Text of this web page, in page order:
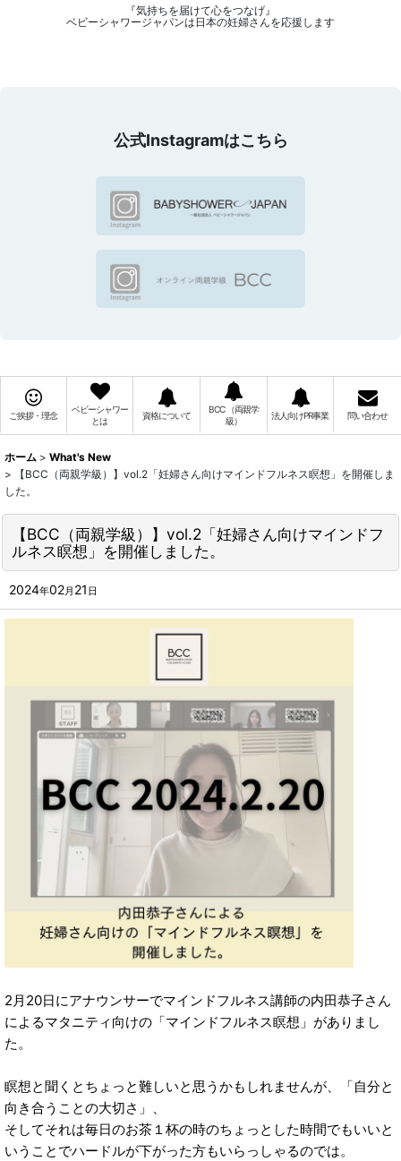
『気持ちを届けて心をつなげ』
ベビーシャワージャパンは日本の妊婦さんを応援します
公式Instagramはこちら
ご挨拶・理念
ベビーシャワー
とは
資格について
BCC （両親学
級）
法人向けPR事業 問い合わせ
ホーム > What's New
>
【BCC（両親学級）】vol.2「妊婦さん向けマインドフルネス瞑想」を開催しま
した。
【BCC（両親学級）】vol.2「妊婦さん向けマインドフ
ルネス瞑想」を開催しました。
2024年02月 21 日
2月20日にアナウンサーでマインドフルネス講師の内田恭子さん
によるマタニティ向けの「マインドフルネス瞑想」がありまし
た。
瞑想と聞くとちょっと難しいと思うかもしれませんが、「自分と
向き合うことの大切さ」、
そしてそれは毎日のお茶１杯の時のちょっとした時間でもいいと
いうことでハードルが下がった方もいらっしゃるのでは。